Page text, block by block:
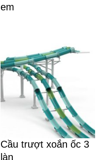
em
Cầu trượt xoắn ốc 3
làn